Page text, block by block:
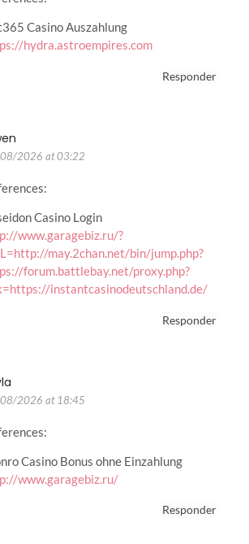
Casino Auszahlung
hydra.astroempires.com
Responder
2026 at 03:22
Casino Login
www.garagebiz.ru/?
may.2chan.net/bin/jump.php?
forum.battlebay.net/proxy.php?
instantcasinodeutschland.de/
Responder
2026 at 18:45
Casino Bonus ohne Einzahlung
www.garagebiz.ru/
Responder